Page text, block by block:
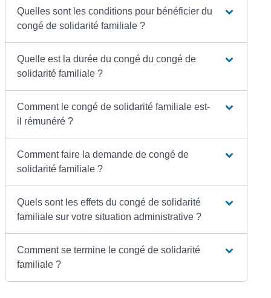
Quelles sont les conditions pour bénéficier du
congé de solidarité familiale ?
Quelle est la durée du congé du congé de
solidarité familiale ?
Comment le congé de solidarité familiale est-
il rémunéré ?
Comment faire la demande de congé de
solidarité familiale ?
Quels sont les effets du congé de solidarité
familiale sur votre situation administrative ?
Comment se termine le congé de solidarité
familiale ?